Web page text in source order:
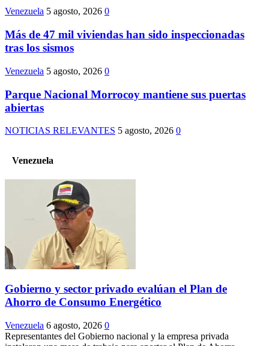
Venezuela 5 agosto, 2026 0
Más de 47 mil viviendas han sido inspeccionadas
tras los sismos
Venezuela 5 agosto, 2026 0
Parque Nacional Morrocoy mantiene sus puertas
abiertas
NOTICIAS RELEVANTES 5 agosto, 2026 0
Venezuela
Gobierno y sector privado evalúan el Plan de
Ahorro de Consumo Energético
Venezuela 6 agosto, 2026 0
Representantes del Gobierno nacional y la empresa privada